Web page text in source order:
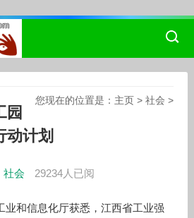
您现在的位置是： 主页 >社会 >
园
动计划
社会 29234人已阅
业和信息化厅获悉，江西省工业强